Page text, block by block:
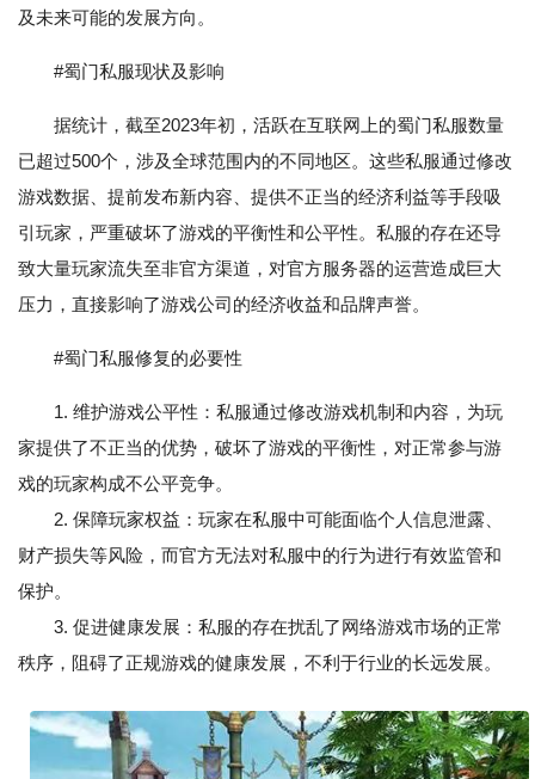
及未来可能的发展方向。
#蜀门私服现状及影响
据统计，截至2023年初，活跃在互联网上的蜀门私服数量
已超过500个，涉及全球范围内的不同地区。这些私服通过修改
游戏数据、提前发布新内容、提供不正当的经济利益等手段吸
引玩家，严重破坏了游戏的平衡性和公平性。私服的存在还导
致大量玩家流失至非官方渠道，对官方服务器的运营造成巨大
压力，直接影响了游戏公司的经济收益和品牌声誉。
#蜀门私服修复的必要性
1. 维护游戏公平性：私服通过修改游戏机制和内容，为玩
家提供了不正当的优势，破坏了游戏的平衡性，对正常参与游
戏的玩家构成不公平竞争。
2. 保障玩家权益：玩家在私服中可能面临个人信息泄露、
财产损失等风险，而官方无法对私服中的行为进行有效监管和
保护。
3. 促进健康发展：私服的存在扰乱了网络游戏市场的正常
秩序，阻碍了正规游戏的健康发展，不利于行业的长远发展。